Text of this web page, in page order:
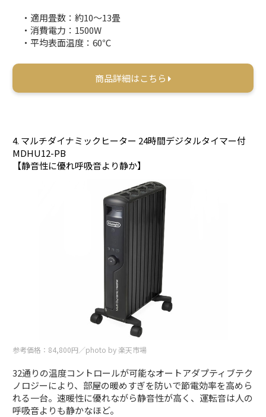
・適用畳数：約10～13畳
・消費電力：1500W
・平均表面温度：60℃
商品詳細はこちら
4. マルチダイナミックヒーター 24時間デジタルタイマー付
MDHU12-PB
【静音性に優れ呼吸音より静か】
参考価格：84,800円／photo by 楽天市場
32通りの温度コントロールが可能なオートアダプティブテク
ノロジーにより、部屋の暖めすぎを防いで節電効率を高めら
れる一台。速暖性に優れながら静音性が高く、運転音は人の
呼吸音よりも静かなほど。